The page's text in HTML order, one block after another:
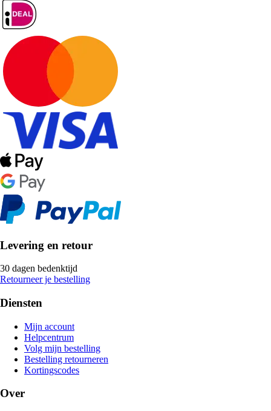
Levering en retour
30 dagen bedenktijd
Retourneer je bestelling
Diensten
Mijn account
Helpcentrum
Volg mijn bestelling
Bestelling retourneren
Kortingscodes
Over